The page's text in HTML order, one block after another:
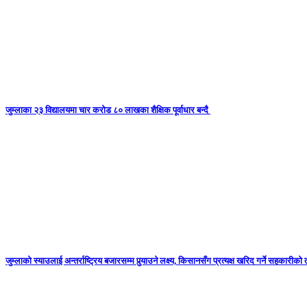
जुम्लाका २३ विद्यालयमा चार करोड ८० लाखका शैक्षिक पूर्वाधार बन्दै
जुम्लाको स्याउलाई अन्तर्राष्ट्रिय बजारसम्म पुर्‍याउने लक्ष्य, किसानसँग प्रत्यक्ष खरिद गर्ने सहकारीको